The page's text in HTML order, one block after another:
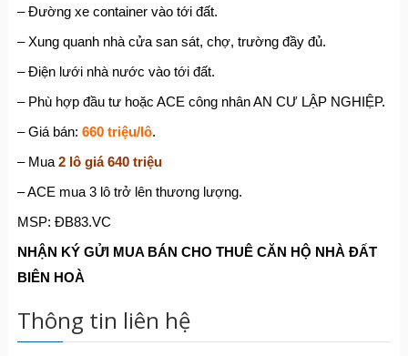
– Đường xe container vào tới đất.
– Xung quanh nhà cửa san sát, chợ, trường đầy đủ.
– Điện lưới nhà nước vào tới đất.
– Phù hợp đầu tư hoặc ACE công nhân AN CƯ LẬP NGHIỆP.
– Giá bán: 660 triệu/lô.
– Mua 2 lô giá 640 triệu
– ACE mua 3 lô trở lên thương lượng.
MSP: ĐB83.VC
NHẬN KÝ GỬI MUA BÁN CHO THUÊ CĂN HỘ NHÀ ĐẤT
BIÊN HOÀ
Thông tin liên hệ